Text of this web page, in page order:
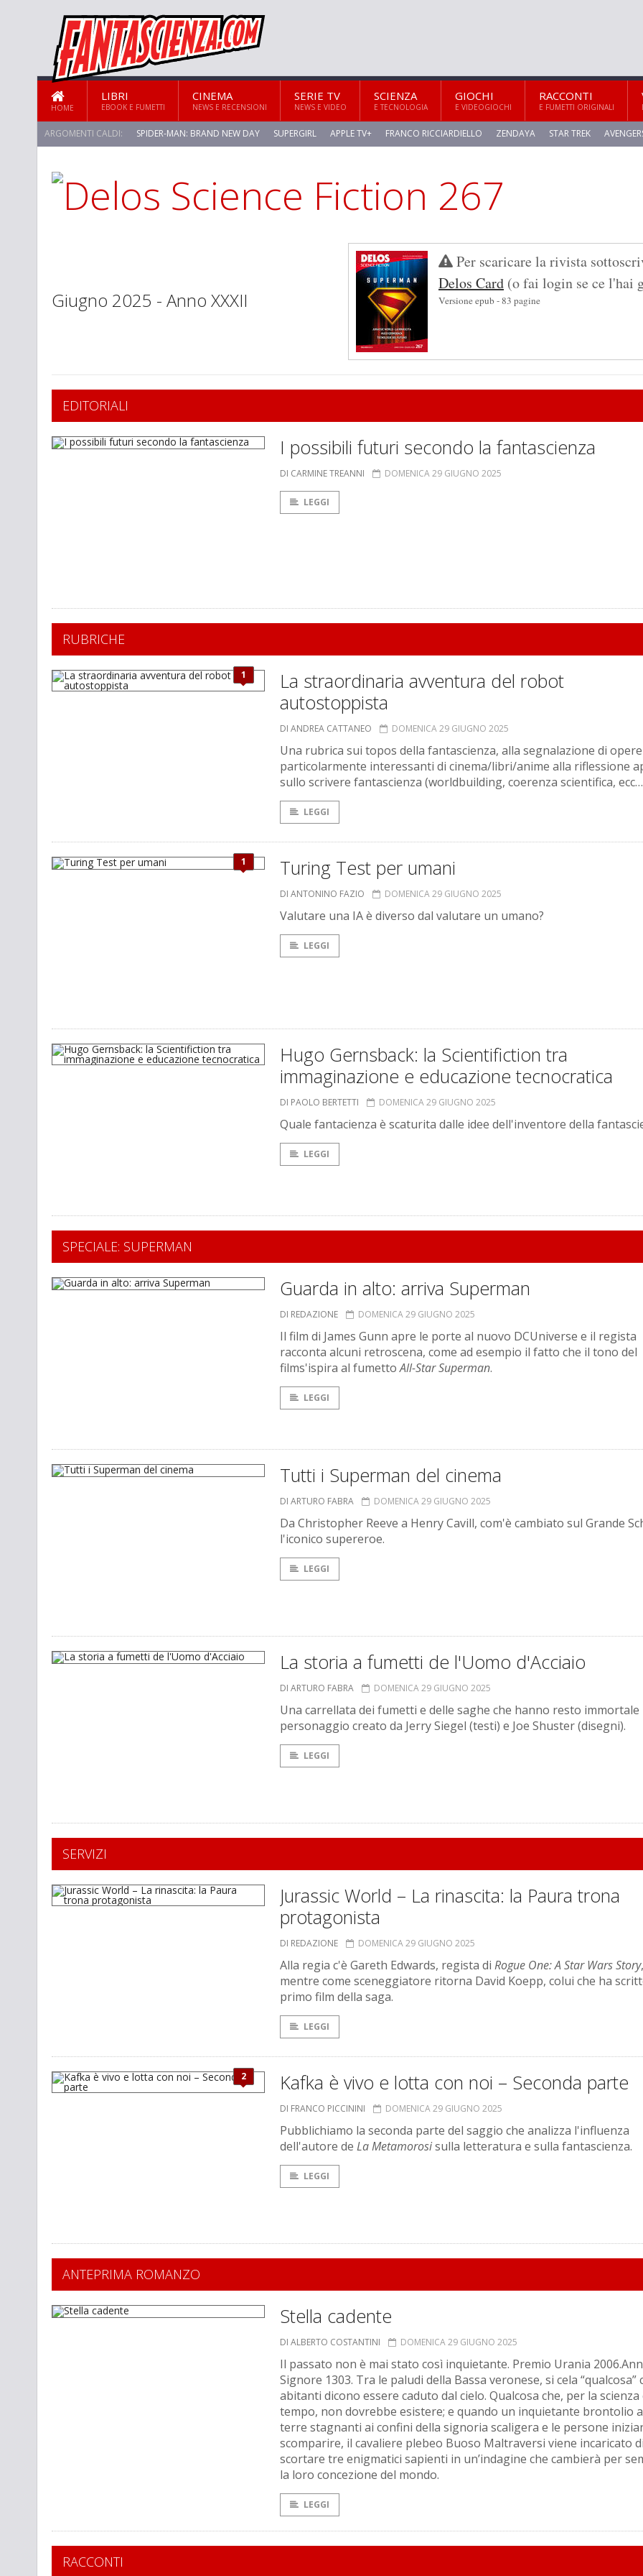
HOME
LIBRI
EBOOK E FUMETTI
CINEMA
NEWS E RECENSIONI
SERIE TV
NEWS E VIDEO
SCIENZA
E TECNOLOGIA
GIOCHI
E VIDEOGIOCHI
RACCONTI
E FUMETTI ORIGINALI
ARGOMENTI CALDI: SPIDER-MAN: BRAND NEW DAY SUPERGIRL APPLE TV+ FRANCO RICCIARDIELLO ZENDAYA STAR TREK
Per scaricare la rivista
Delos Card (o fai login se ce l'hai
Versione epub - 83 pagine
Giugno 2025 - Anno XXXII
EDITORIALI
I possibili futuri secondo la fantascienza
DI CARMINE TREANNI DOMENICA 29 GIUGNO 2025
LEGGI
RUBRICHE
1
La straordinaria avventura del robot
autostoppista
DI ANDREA CATTANEO DOMENICA 29 GIUGNO 2025
Una rubrica sui topos della fantascienza, alla segnalazione di opere
particolarmente interessanti di cinema/libri/anime alla riflessione
sullo scrivere fantascienza (worldbuilding, coerenza scientifica,
LEGGI
1 Turing Test per umani
DI ANTONINO FAZIO DOMENICA 29 GIUGNO 2025
Valutare una IA è diverso dal valutare un umano?
LEGGI
Hugo Gernsback: la Scientifiction tra
immaginazione e educazione tecnocratica
DI PAOLO BERTETTI DOMENICA 29 GIUGNO 2025
Quale fantacienza è scaturita dalle idee dell'inventore della
LEGGI
SPECIALE: SUPERMAN
Guarda in alto: arriva Superman
DI REDAZIONE DOMENICA 29 GIUGNO 2025
Il film di James Gunn apre le porte al nuovo DCUniverse e il regista
racconta alcuni retroscena, come ad esempio il fatto che il tono del
films'ispira al fumettoAll-Star Superman.
LEGGI
Tutti i Superman del cinema
DI ARTURO FABRA DOMENICA 29 GIUGNO 2025
Da Christopher Reeve a Henry Cavill, com'è cambiato sul Grande
l'iconico supereroe.
LEGGI
La storia a fumetti de l'Uomo d'Acciaio
DI ARTURO FABRA DOMENICA 29 GIUGNO 2025
Una carrellata dei fumetti e delle saghe che hanno resto immortale
personaggio creato da Jerry Siegel (testi) e Joe Shuster (disegni).
LEGGI
SERVIZI
Jurassic World – La rinascita: la Paura trona
protagonista
DI REDAZIONE DOMENICA 29 GIUGNO 2025
Alla regia c'è Gareth Edwards, regista di Rogue One: A Star Wars Story,
mentre come sceneggiatore ritorna David Koepp, colui che ha
primo film della saga.
LEGGI
2 Kafka è vivo e lotta con noi – Seconda parte
DI FRANCO PICCININI DOMENICA 29 GIUGNO 2025
Pubblichiamo la seconda parte del saggio che analizza l'influenza
dell'autore de La Metamorosisulla letteratura e sulla fantascienza.
LEGGI
ANTEPRIMA ROMANZO
Stella cadente
DI ALBERTO COSTANTINI DOMENICA 29 GIUGNO 2025
Il passato non è mai stato così inquietante. Premio Urania
Signore 1303. Tra le paludi della Bassa veronese, si cela “qualcosa”
abitanti dicono essere caduto dal cielo. Qualcosa che, per la scienza
tempo, non dovrebbe esistere; e quando un inquietante brontolio
terre stagnanti ai confini della signoria scaligera e le persone
scomparire, il cavaliere plebeo Buoso Maltraversi viene incaricato
scortare tre enigmatici sapienti in un’indagine che cambierà per
la loro concezione del mondo.
LEGGI
RACCONTI